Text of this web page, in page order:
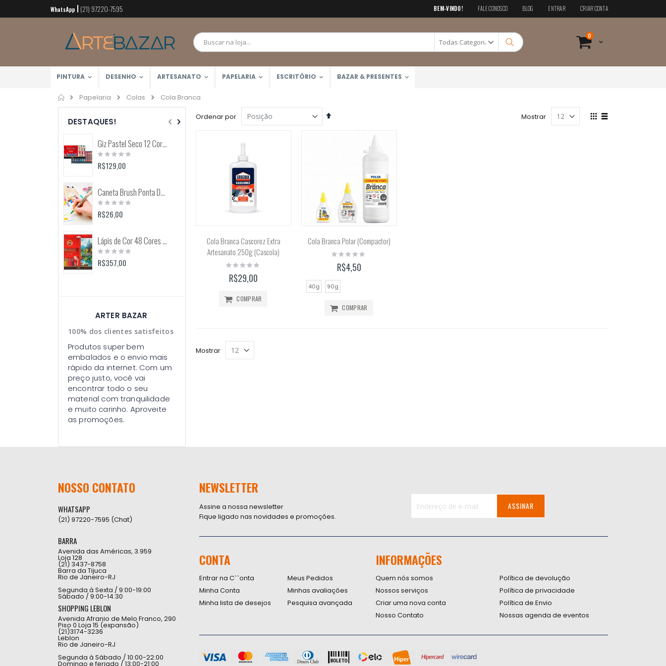
Pular
para
conteúdo
BEM-VINDO! FALE CONOSCO BLOG ENTRAR CRIAR CONTA
Cart
0 itens
Pesquisa
WhatsApp (21) 97220-7595
PINTURA DESENHO ARTESANATO PAPELARIA ESCRITÓRIO BAZAR & PRESENTES
Home
Papelaria Colas Cola Branca
Ordenar por
Definir
Ver
Mostrar
Cola Branca Cascorez Extra
Artesanato 250g (Cascola)
Rating:
R$29,00
COMPRAR
Cola Branca Polar (Compactor)
Rating:
R$4,50
40g 90g
COMPRAR
Mostrar
DESTAQUES!
Giz Pastel Seco 12 Cores Toison D'Or (Keramik) 8512
Rating:
0%
R$129,00
Caneta Brush Ponta Dupla Zig Brushables (Kuretake)
Rating:
0%
R$26,00
Lápis de Cor 48 Cores Mondeluz Aquarelável (Koh-I-Noor)
Rating:
0%
R$357,00
R$45,00
Rating:
0%
R$51,99
Rating:
0%
R$41,50
Rating:
ARTER BAZAR
100% dos clientes satisfeitos
Produtos super bem
embalados e o envio mais
rápido da internet. Com um
preço justo, você vai
encontrar todo o seu
material com tranquilidade
e muito carinho. Aproveite
as promoções.
NOSSO CONTATO
WHATSAPP
(21) 97220-7595 (Chat)
BARRA
Avenida das Américas, 3.959
Loja 128
(21) 3437-8758
Barra da Tijuca
Rio de Janeiro-RJ
Segunda à Sexta / 9:00-19:00
Sábado / 9:00-14:30
SHOPPING LEBLON
Avenida Afranio de Melo Franco, 290
Piso 0 Loja 15 (expansão)
(21)3174-3236
Leblon
Rio de Janeiro-RJ
Segunda à Sábado / 10:00-22:00
Domingo e feriado / 13:00-21:00
NEWSLETTER
Assine a nossa newsletter
Fique ligado nas novidades e promoções.
nossa
Newsletter:
ASSINAR
CONTA
Entrar na C``onta
Minha Conta
Minha lista de desejos
Meus Pedidos
Minhas avaliações
Pesquisa avançada
INFORMAÇÕES
Quem nós somos
Nossos serviços
Criar uma nova conta
Nosso Contato
Política de devolução
Política de privacidade
Política de Envio
Nossas agenda de eventos